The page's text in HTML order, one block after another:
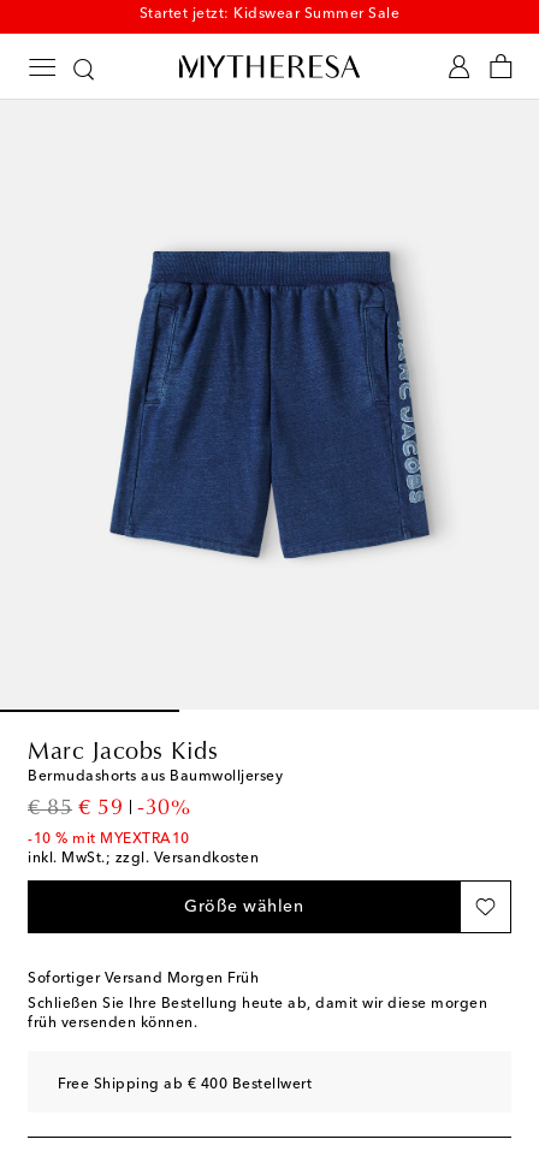
Startet jetzt: Kidswear Summer Sale
Marc Jacobs Kids
Bermudashorts aus Baumwolljersey
€ 85
original price
€ 59
discount price
-30%
-10 % mit MYEXTRA10
inkl. MwSt.; zzgl. Versandkosten
Größe wählen
Sofortiger Versand Morgen Früh
Schließen Sie Ihre Bestellung heute ab, damit wir diese morgen
früh versenden können.
Free Shipping ab € 400 Bestellwert